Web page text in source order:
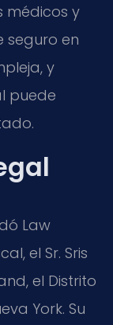
médicos y
seguro en
y
puede
Law
el Sr. Sris
el Distrito
York. Su